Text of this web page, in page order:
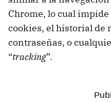
Chrome, lo cual
cookies, el historial de
contraseñas, o
“tracking”.